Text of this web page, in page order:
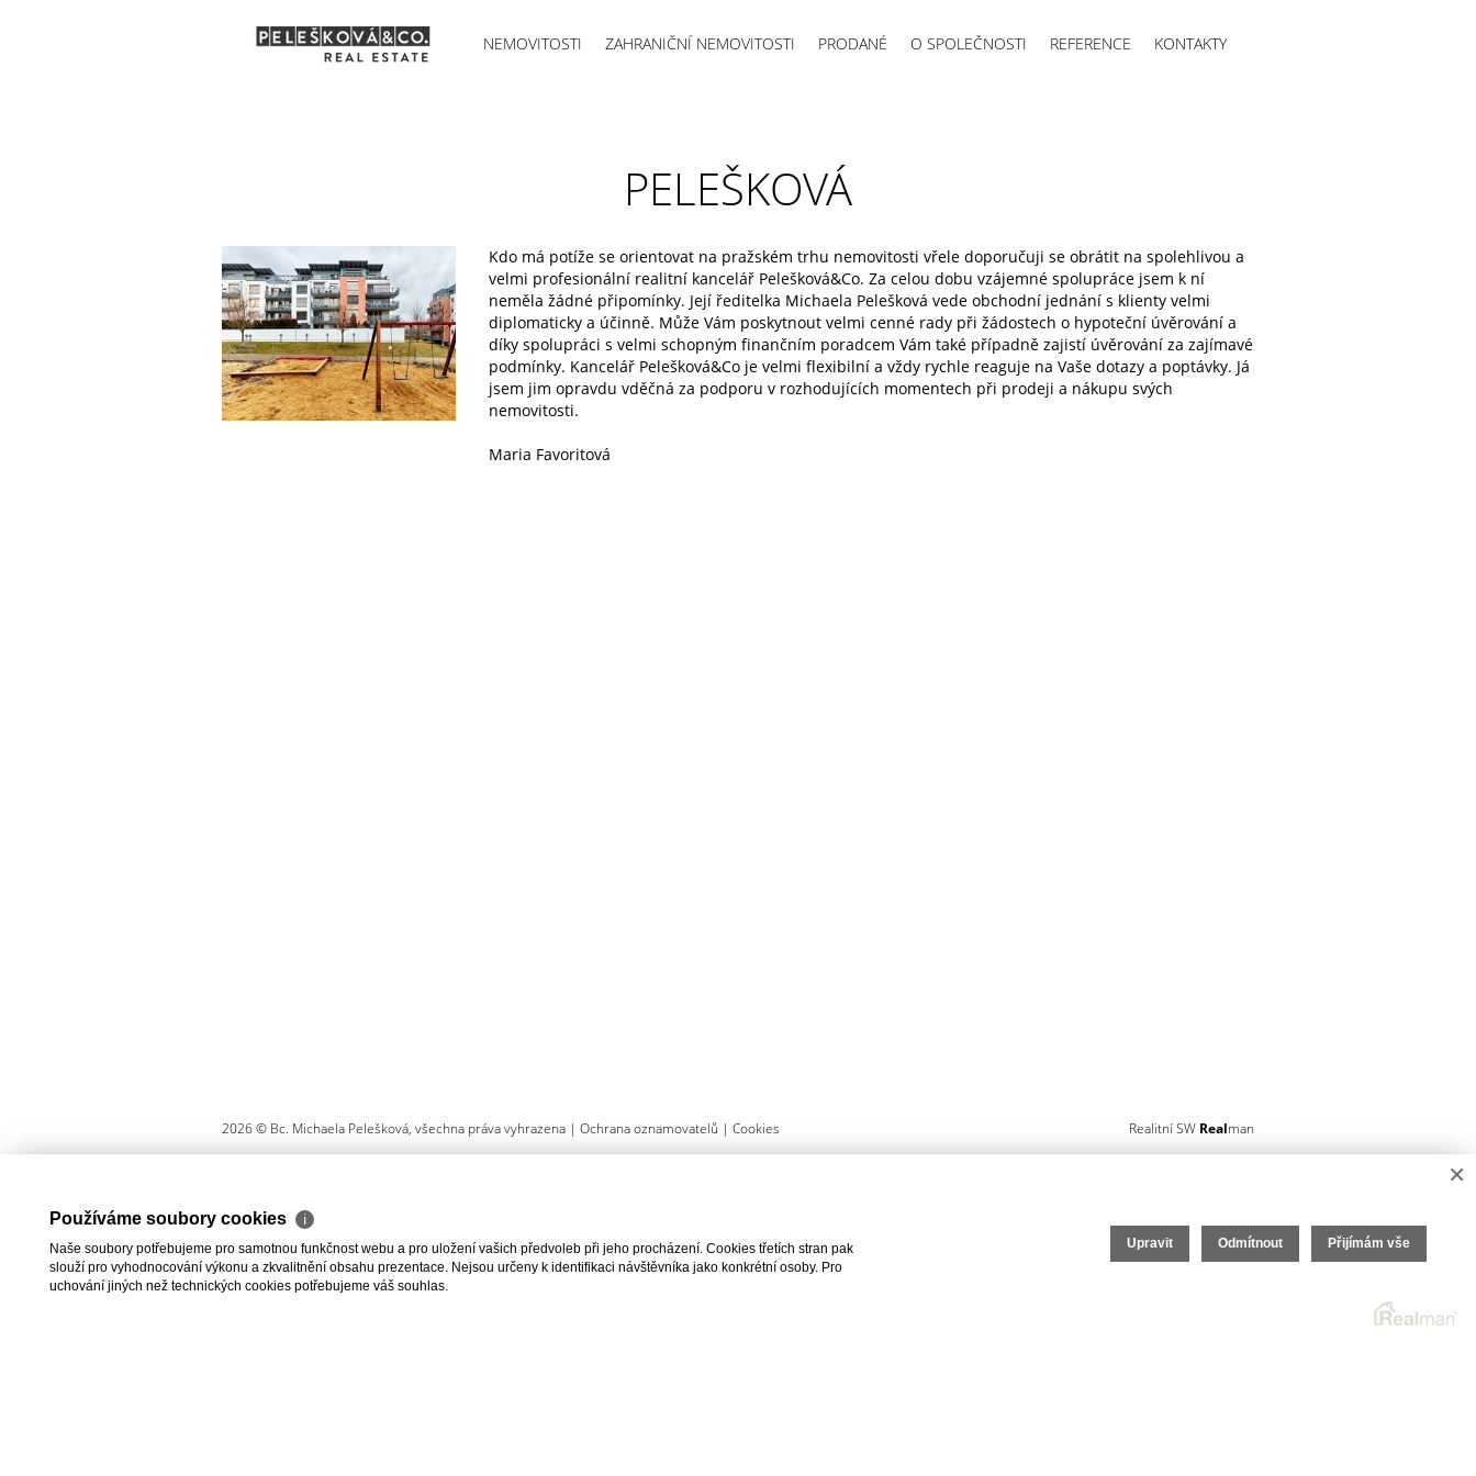
NEMOVITOSTI ZAHRANIČNÍ NEMOVITOSTI PRODANÉ O SPOLEČNOSTI REFERENCE KONTAKTY
PELEŠKOVÁ
Kdo má potíže se orientovat na pražském trhu nemovitosti vřele doporučuji se obrátit na spolehlivou a
velmi profesionální realitní kancelář Pelešková&Co. Za celou dobu vzájemné spolupráce jsem k ní
neměla žádné připomínky. Její ředitelka Michaela Pelešková vede obchodní jednání s klienty velmi
diplomaticky a účinně. Může Vám poskytnout velmi cenné rady při žádostech o hypoteční úvěrování a
díky spolupráci s velmi schopným finančním poradcem Vám také případně zajistí úvěrování za zajímavé
podmínky. Kancelář Pelešková&Co je velmi flexibilní a vždy rychle reaguje na Vaše dotazy a poptávky. Já
jsem jim opravdu vděčná za podporu v rozhodujících momentech při prodeji a nákupu svých
nemovitosti.
Maria Favoritová
2026 © Bc. Michaela Pelešková, všechna práva vyhrazena | Ochrana oznamovatelů | Cookies Realitní SW Realman
×
Používáme soubory cookies ℹ
Naše soubory potřebujeme pro samotnou funkčnost webu a pro uložení vašich předvoleb při jeho procházení. Cookies třetích stran pak
slouží pro vyhodnocování výkonu a zkvalitnění obsahu prezentace. Nejsou určeny k identifikaci návštěvníka jako konkrétní osoby. Pro
uchování jiných než technických cookies potřebujeme váš souhlas.
Upravit Odmítnout Přijímám vše